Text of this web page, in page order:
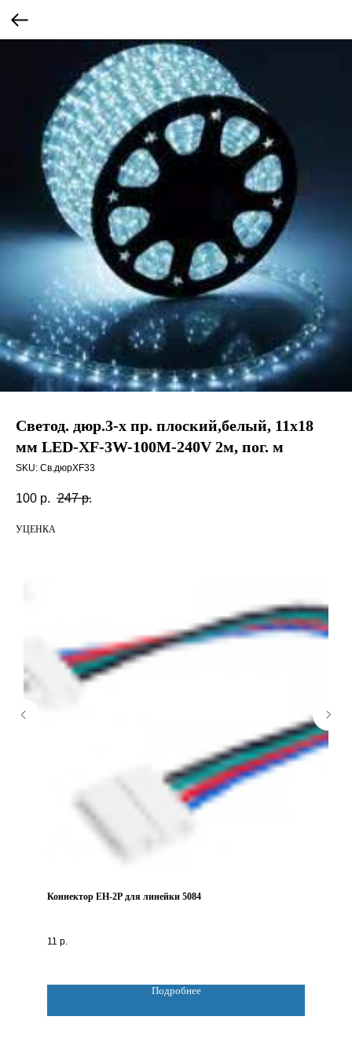
Светод. дюр.3-х пр. плоский,белый, 11х18
мм LED-XF-3W-100М-240V 2м, пог. м
SKU: Св.дюрXF33
100 р. 247 р.
УЦЕНКА
Коннектор ЕН-2Р для линейки 5084
11 р.
Подробнее